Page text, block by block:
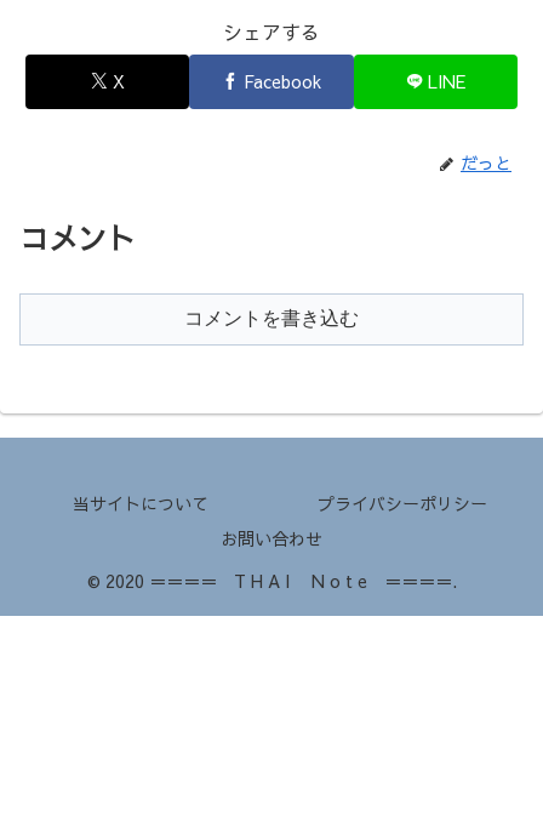
シェアする
X Facebook LINE
だっと
コメント
コメントを書き込む
当サイトについて
プライバシーポリシー
お問い合わせ
© 2020 ＝＝＝＝ T H A I N o t e ＝＝＝＝.